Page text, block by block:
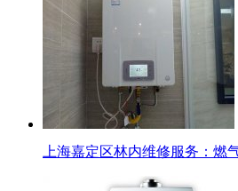
上海嘉定区林内维修服务：燃